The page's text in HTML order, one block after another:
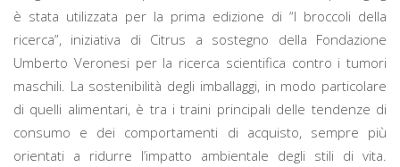
è stata utilizzata per la prima edizione di “I broccoli della
ricerca”, iniziativa di Citrus a sostegno della Fondazione
Umberto Veronesi per la ricerca scientifica contro i tumori
maschili. La sostenibilità degli imballaggi, in modo particolare
di quelli alimentari, è tra i traini principali delle tendenze di
consumo e dei comportamenti di acquisto, sempre più
orientati a ridurre l’impatto ambientale degli stili di vita.